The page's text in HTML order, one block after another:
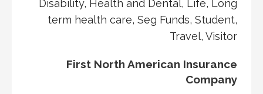
Disability, Health and Dental, Life, Long
term health care, Seg Funds, Student,
Travel, Visitor
First North American Insurance
Company